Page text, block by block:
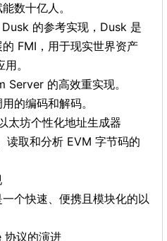
数十亿人。
的参考实现，Dusk 是
FMI，用于现实世界资产
。
Server 的高效重实现。
的编码和解码。
太坊个性化地址生成器
读取和分析 EVM 字节码的
个快速、便携且模块化的以
议的演进